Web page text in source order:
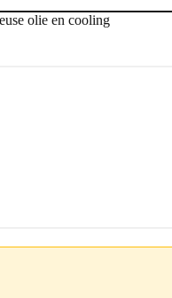
olie en cooling